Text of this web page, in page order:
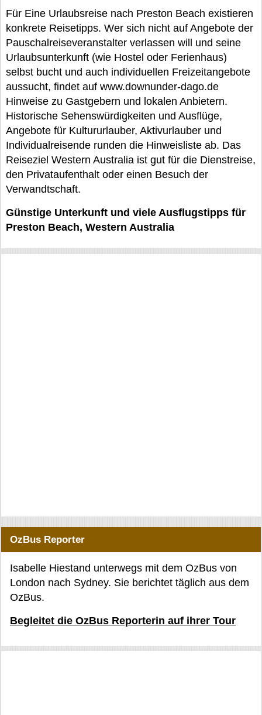
Für Eine Urlaubsreise nach Preston Beach existieren
konkrete Reisetipps. Wer sich nicht auf Angebote der
Pauschalreiseveranstalter verlassen will und seine
Urlaubsunterkunft (wie Hostel oder Ferienhaus)
selbst bucht und auch individuellen Freizeitangebote
aussucht, findet auf www.downunder-dago.de
Hinweise zu Gastgebern und lokalen Anbietern.
Historische Sehenswürdigkeiten und Ausflüge,
Angebote für Kultururlauber, Aktivurlauber und
Individualreisende runden die Hinweisliste ab. Das
Reiseziel Western Australia ist gut für die Dienstreise,
den Privataufenthalt oder einen Besuch der
Verwandtschaft.
Günstige Unterkunft und viele Ausflugstipps für
Preston Beach, Western Australia
OzBus Reporter
Isabelle Hiestand unterwegs mit dem OzBus von
London nach Sydney. Sie berichtet täglich aus dem
OzBus.
Begleitet die OzBus Reporterin auf ihrer Tour